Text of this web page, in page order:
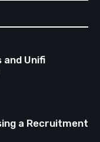
and Unifi
a Recruitment